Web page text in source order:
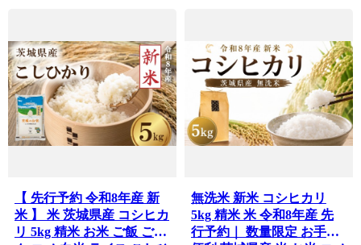
【 先行予約 令和8年産 新
米 】 米 茨城県産 コシヒカ
リ 5kg 精米 お米 ご飯 ごは
無洗米 新米 コシヒカリ
5kg 精米 米 令和8年産 先
行予約｜ 数量限定 お手軽